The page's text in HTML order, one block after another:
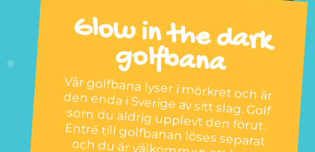
Glow
in the dark
golfbana
Vår golfbana lyser i mörkret och är den enda i Sverige av sitt slag. Golf som du aldrig upplevt den förut.
Entré till golfbanan löses separat
och du är välkommen att bara